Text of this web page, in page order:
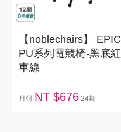
【noblechairs】 EPIC
PU系列電競椅-黑底紅
車線
月付 NT $676 24期